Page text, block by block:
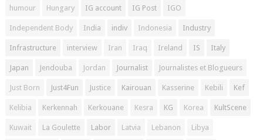
humour Hungary IG account IG Post IGO
Independent Body India indiv Indonesia Industry
Infrastructure interview Iran Iraq Ireland IS Italy
Japan Jendouba Jordan Journalist Journalistes et Blogueurs
Just Born Just4Fun Justice Kairouan Kasserine Kebili Kef
Kelibia Kerkennah Kerkouane Kesra KG Korea KultScene
Kuwait La Goulette Labor Latvia Lebanon Libya